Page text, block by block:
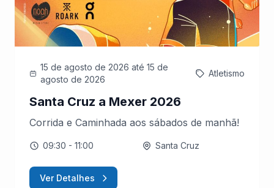
15 de agosto de 2026 até 15 de
agosto de 2026
Atletismo
Santa Cruz a Mexer 2026
Corrida e Caminhada aos sábados de manhã!
09:30 - 11:00 Santa Cruz
Ver Detalhes